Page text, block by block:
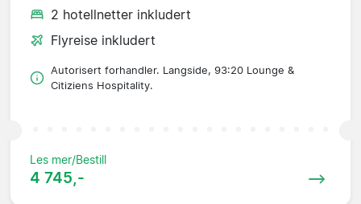
2 hotellnetter inkludert
Flyreise inkludert
Autorisert forhandler. Langside, 93:20 Lounge &
Citiziens Hospitality.
Les mer/Bestill
4 745,-